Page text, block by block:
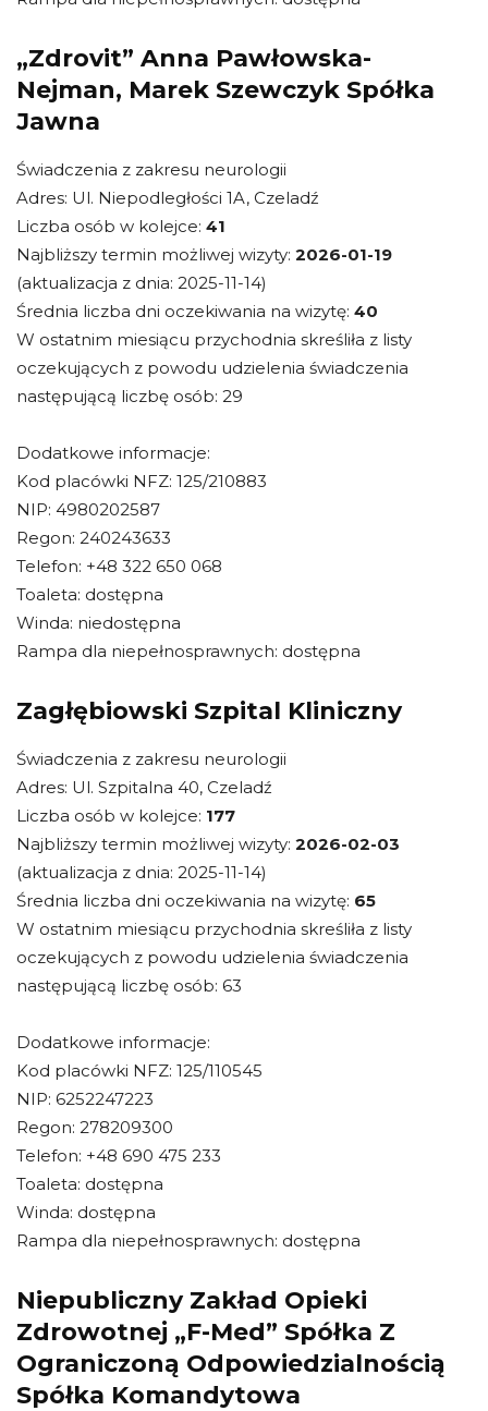
„Zdrovit” Anna Pawłowska-
Nejman, Marek Szewczyk Spółka
Jawna
Świadczenia z zakresu neurologii
Adres: Ul. Niepodległości 1A, Czeladź
Liczba osób w kolejce: 41
Najbliższy termin możliwej wizyty: 2026-01-19
(aktualizacja z dnia: 2025-11-14)
Średnia liczba dni oczekiwania na wizytę: 40
W ostatnim miesiącu przychodnia skreśliła z listy
oczekujących z powodu udzielenia świadczenia
następującą liczbę osób: 29
Dodatkowe informacje:
Kod placówki NFZ: 125/210883
NIP: 4980202587
Regon: 240243633
Telefon: +48 322 650 068
Toaleta: dostępna
Winda: niedostępna
Rampa dla niepełnosprawnych: dostępna
Zagłębiowski Szpital Kliniczny
Świadczenia z zakresu neurologii
Adres: Ul. Szpitalna 40, Czeladź
Liczba osób w kolejce: 177
Najbliższy termin możliwej wizyty: 2026-02-03
(aktualizacja z dnia: 2025-11-14)
Średnia liczba dni oczekiwania na wizytę: 65
W ostatnim miesiącu przychodnia skreśliła z listy
oczekujących z powodu udzielenia świadczenia
następującą liczbę osób: 63
Dodatkowe informacje:
Kod placówki NFZ: 125/110545
NIP: 6252247223
Regon: 278209300
Telefon: +48 690 475 233
Toaleta: dostępna
Winda: dostępna
Rampa dla niepełnosprawnych: dostępna
Niepubliczny Zakład Opieki
Zdrowotnej „F-Med” Spółka Z
Ograniczoną Odpowiedzialnością
Spółka Komandytowa